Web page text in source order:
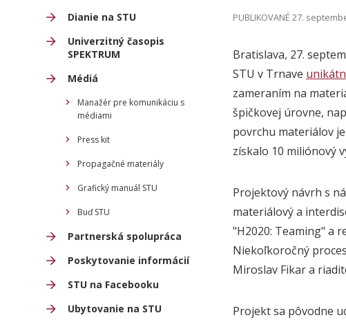
Dianie na STU
Univerzitný časopis
SPEKTRUM
Médiá
Manažér pre komunikáciu s
médiami
Press kit
Propagačné materiály
Grafický manuál STU
Buď STU
Partnerská spolupráca
Poskytovanie informácií
STU na Facebooku
Ubytovanie na STU
PUBLIKOVANÉ 27.
Bratislava, 27.
STU v Trnave
zameraním na
špičkovej úrovne,
povrchu materiálov
získalo 10 miliónový
Projektový návrh s
materiálový a
"H2020: Teaming" a
Niekoľkoročný
Miroslav Fikar a
Projekt sa pôvodne